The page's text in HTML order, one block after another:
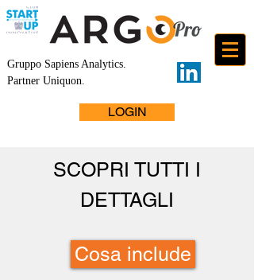
Gruppo Sapiens Analytics.
Partner Uniquon.
LOGIN
SCOPRI TUTTI I
DETTAGLI
Cosa include